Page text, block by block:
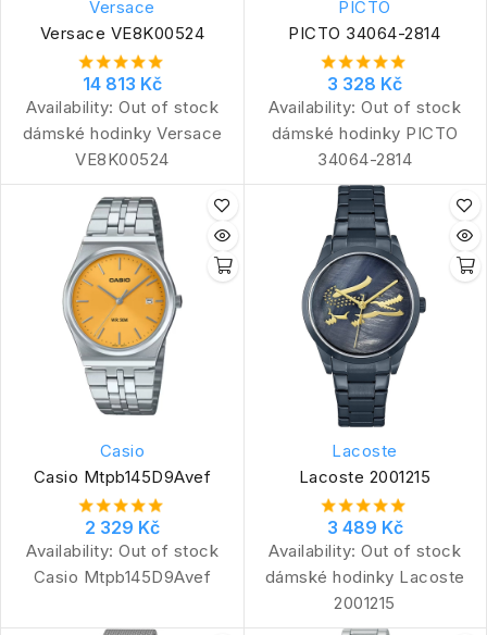
Versace
Versace VE8K00524
14 813 Kč
Availability: Out of stock
dámské hodinky Versace
VE8K00524
PICTO
PICTO 34064-2814
3 328 Kč
Availability: Out of stock
dámské hodinky PICTO
34064-2814
Casio
Casio Mtpb145D9Avef
2 329 Kč
Availability: Out of stock
Casio Mtpb145D9Avef
Lacoste
Lacoste 2001215
3 489 Kč
Availability: Out of stock
dámské hodinky Lacoste
2001215